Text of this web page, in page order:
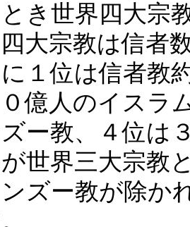
き世界四大宗
大宗教は信者
１位は信者教
億人のイスラ
ー教、４位は
世界三大宗教
ズー教が除か